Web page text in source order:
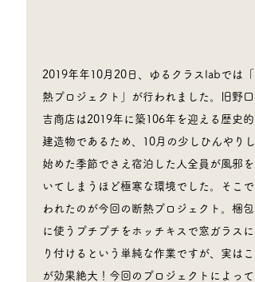
2019年年10月20日、ゆるクラスlabでは「
熱プロジェクト」が行われました。旧野口
吉商店は2019年に築106年を迎える歴史的
建造物であるため、10月の少しひんやりし
始めた季節でさえ宿泊した人全員が風邪を
いてしまうほど極寒な環境でした。そこで
われたのが今回の断熱プロジェクト。梱包
に使うプチプチをホッチキスで窓ガラスに
り付けるという単純な作業ですが、実はこ
が効果絶大！今回のプロジェクトによって